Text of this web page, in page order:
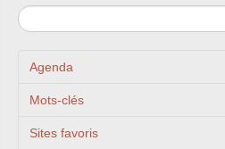
Agenda
Mots-clés
Sites favoris